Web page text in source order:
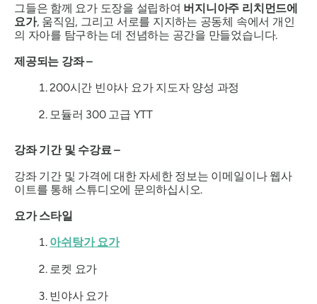
그들은 함께 요가 도장을 설립하여 버지니아주 리치먼드에
요가, 움직임, 그리고 서로를 지지하는 공동체 속에서 개인
의 자아를 탐구하는 데 전념하는 공간을 만들었습니다.
제공되는 강좌 –
200시간 빈야사 요가 지도자 양성 과정
모듈러 300 고급 YTT
강좌 기간 및 수강료 –
강좌 기간 및 가격에 대한 자세한 정보는 이메일이나 웹사
이트를 통해 스튜디오에 문의하십시오.
요가 스타일
아쉬탕가 요가
로켓 요가
빈야사 요가